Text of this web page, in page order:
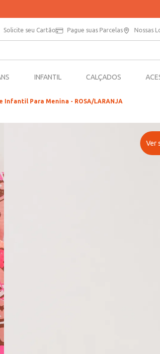
APROVEITE 20% OFF NA SUA PRIMEIRA
Solicite seu Cartão Pague suas Parcelas Nossas
INFANTIL CALÇADOS
Infantil Para Menina - ROSA/LARANJA
Ver